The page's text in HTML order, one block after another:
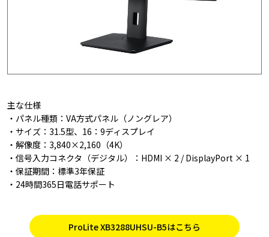
主な仕様
・パネル種類：VA方式パネル（ノングレア）
・サイズ：31.5型、16：9ディスプレイ
・解像度：3,840×2,160（4K）
・信号入力コネクタ（デジタル）：HDMI × 2 / DisplayPort × 1
・保証期間：標準3年保証
・24時間365日電話サポート
ProLite XB3288UHSU-B5はこちら